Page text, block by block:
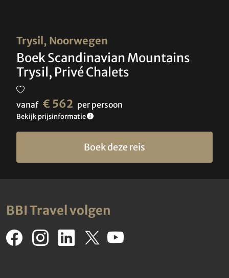
Trysil, Noorwegen
Boek Scandinavian Mountains
Trysil, Privé Chalets
vanaf € 562 per persoon
Bekijk prijsinformatie
Boek deze reis
BBI Travel volgen